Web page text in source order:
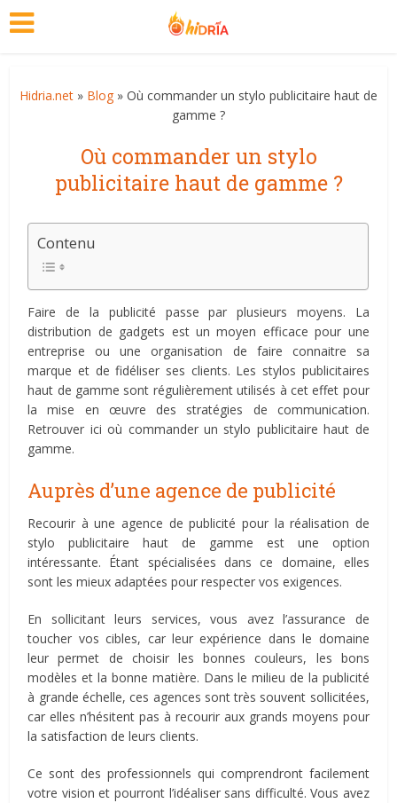
Hidria.net » Blog » Où commander un stylo publicitaire haut de
gamme ?
Où commander un stylo
publicitaire haut de gamme ?
Contenu
Faire de la publicité passe par plusieurs moyens. La
distribution de gadgets est un moyen efficace pour une
entreprise ou une organisation de faire connaitre sa
marque et de fidéliser ses clients. Les stylos publicitaires
haut de gamme sont régulièrement utilisés à cet effet pour
la mise en œuvre des stratégies de communication.
Retrouver ici où commander un stylo publicitaire haut de
gamme.
Auprès d’une agence de publicité
Recourir à une agence de publicité pour la réalisation de
stylo publicitaire haut de gamme est une option
intéressante. Étant spécialisées dans ce domaine, elles
sont les mieux adaptées pour respecter vos exigences.
En sollicitant leurs services, vous avez l’assurance de
toucher vos cibles, car leur expérience dans le domaine
leur permet de choisir les bonnes couleurs, les bons
modèles et la bonne matière. Dans le milieu de la publicité
à grande échelle, ces agences sont très souvent sollicitées,
car elles n’hésitent pas à recourir aux grands moyens pour
la satisfaction de leurs clients.
Ce sont des professionnels qui comprendront facilement
votre vision et pourront l’idéaliser sans difficulté. Vous avez